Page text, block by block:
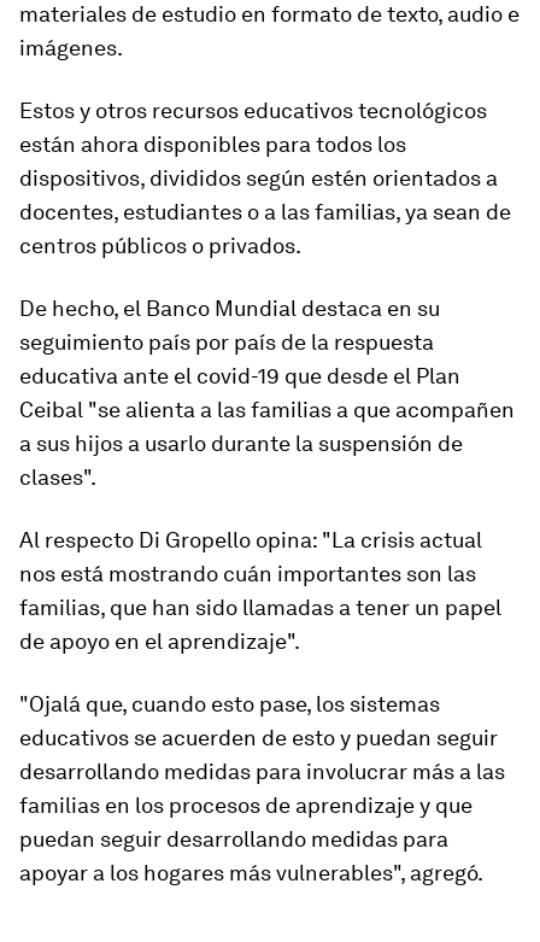
materiales de estudio en formato de texto, audio e
imágenes.
Estos y otros recursos educativos tecnológicos
están ahora disponibles para todos los
dispositivos, divididos según estén orientados a
docentes, estudiantes o a las familias, ya sean de
centros públicos o privados.
De hecho, el Banco Mundial destaca en su
seguimiento país por país de la respuesta
educativa ante el covid-19 que desde el Plan
Ceibal "se alienta a las familias a que acompañen
a sus hijos a usarlo durante la suspensión de
clases".
Al respecto Di Gropello opina: "La crisis actual
nos está mostrando cuán importantes son las
familias, que han sido llamadas a tener un papel
de apoyo en el aprendizaje".
"Ojalá que, cuando esto pase, los sistemas
educativos se acuerden de esto y puedan seguir
desarrollando medidas para involucrar más a las
familias en los procesos de aprendizaje y que
puedan seguir desarrollando medidas para
apoyar a los hogares más vulnerables", agregó.